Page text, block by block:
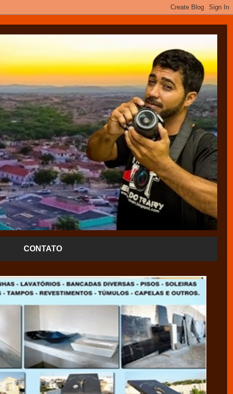
CONTATO